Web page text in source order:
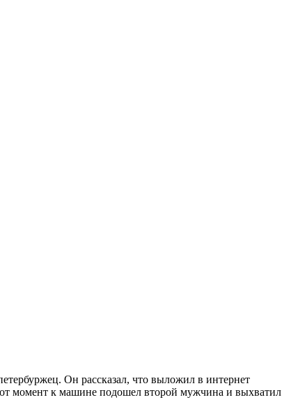
Он рассказал, что выложил в интернет
момент к машине подошел второй мужчина и выхватил